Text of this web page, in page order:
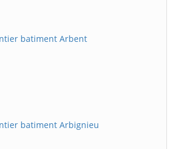
batiment Arbent
batiment Arbignieu